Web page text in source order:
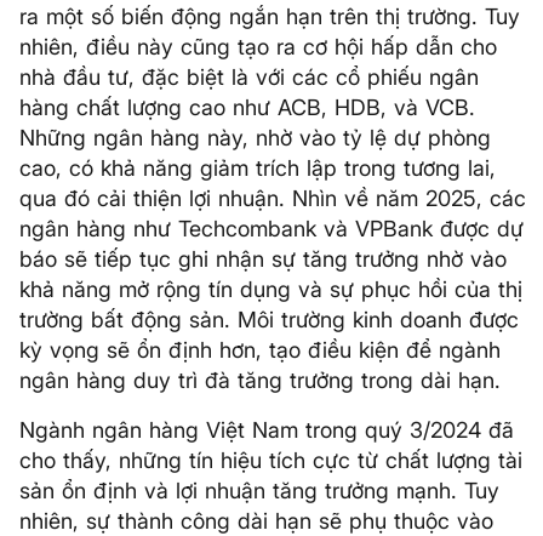
ra một số biến động ngắn hạn trên thị trường. Tuy
nhiên, điều này cũng tạo ra cơ hội hấp dẫn cho
nhà đầu tư, đặc biệt là với các cổ phiếu ngân
hàng chất lượng cao như ACB, HDB, và VCB.
Những ngân hàng này, nhờ vào tỷ lệ dự phòng
cao, có khả năng giảm trích lập trong tương lai,
qua đó cải thiện lợi nhuận. Nhìn về năm 2025, các
ngân hàng như Techcombank và VPBank được dự
báo sẽ tiếp tục ghi nhận sự tăng trưởng nhờ vào
khả năng mở rộng tín dụng và sự phục hồi của thị
trường bất động sản. Môi trường kinh doanh được
kỳ vọng sẽ ổn định hơn, tạo điều kiện để ngành
ngân hàng duy trì đà tăng trưởng trong dài hạn.
Ngành ngân hàng Việt Nam trong quý 3/2024 đã
cho thấy, những tín hiệu tích cực từ chất lượng tài
sản ổn định và lợi nhuận tăng trưởng mạnh. Tuy
nhiên, sự thành công dài hạn sẽ phụ thuộc vào